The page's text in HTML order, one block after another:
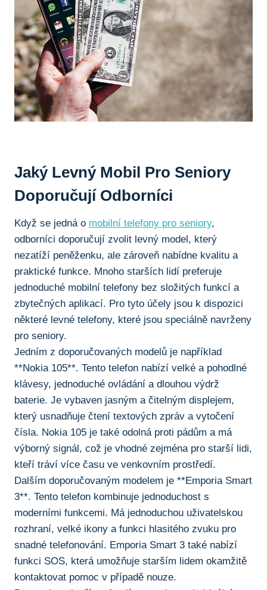
Jaký Levný⁣ Mobil Pro Seniory
Doporučují Odborníci
Když se jedná o mobilní telefony pro seniory,
odborníci doporučují zvolit‌ levný model, který
⁢nezatíží peněženku, ale ⁤zároveň nabídne kvalitu a
praktické funkce. Mnoho starších lidí⁢ preferuje
‍jednoduché mobilní telefony bez složitých funkcí a
zbytečných aplikací. Pro tyto⁣ účely jsou k dispozici
některé levné telefony, které jsou‌ speciálně navrženy
pro seniory.
Jedním z doporučovaných modelů​ je například
**Nokia 105**. Tento telefon nabízí velké a⁤ pohodlné
klávesy, jednoduché ovládání‌ a dlouhou výdrž
baterie.⁢ Je vybaven jasným a čitelným displejem,
který usnadňuje ‌čtení textových zpráv a vytočení
čísla. Nokia 105 je také odolná proti pádům‌ a má
výborný‍ signál, což je vhodné zejména pro starší lidi,
kteří tráví více času ve venkovním prostředí.
Dalším doporučovaným modelem ​je **Emporia Smart
3**. Tento telefon kombinuje jednoduchost s
moderními funkcemi. Má jednoduchou uživatelskou
rozhraní, velké ikony a funkci hlasitého zvuku ‌pro
snadné telefonování. ‍Emporia Smart 3 také nabízí
funkci SOS, která umožňuje starším lidem okamžitě
⁢kontaktovat pomoc v případě⁣ nouze.⁢